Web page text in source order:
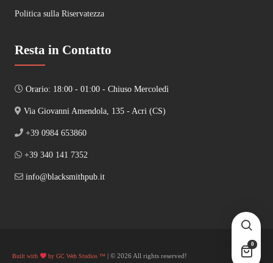
0
Politica sulla Riservatezza
Resta in Contatto
Orario: 18:00 - 01:00 - Chiuso Mercoledì
Via Giovanni Amendola, 135 - Acri (CS)
+39 0984 653860
+39 340 141 7352
info@blacksmithpub.it
Built with by GC Web Studios ™ | © 2026 All rights reserved!